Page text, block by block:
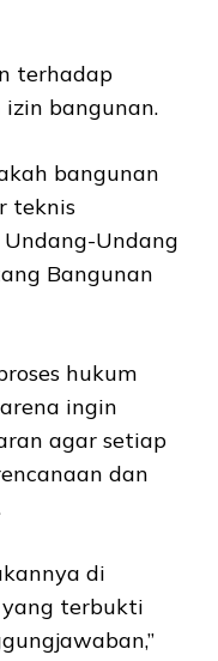
terhadap
bangunan.
bangunan
teknis
Undang
Bangunan
hukum
ingin
agar setiap
dan
di
yang terbukti